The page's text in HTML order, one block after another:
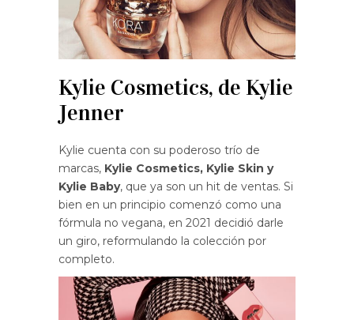
Kylie Cosmetics, de Kylie
Jenner
Kylie cuenta con su poderoso trío de
marcas, Kylie Cosmetics, Kylie Skin y
Kylie Baby, que ya son un hit de ventas. Si
bien en un principio comenzó como una
fórmula no vegana, en 2021 decidió darle
un giro, reformulando la colección por
completo.